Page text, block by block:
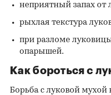
неприятный запах от
рыхлая текстура
при разломе
опарышей.
Как бороться с
Борьба с луковой